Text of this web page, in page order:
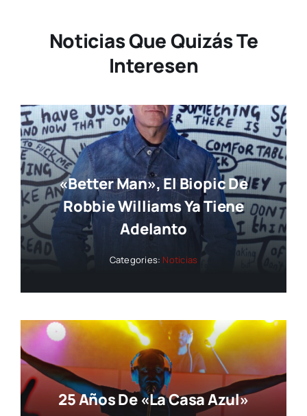
Noticias Que Quizás Te
Interesen
«Better Man», El Biopic De
Robbie Williams Ya Tiene
Adelanto
Categories: Noticias
25 Años De «La Casa Azul»